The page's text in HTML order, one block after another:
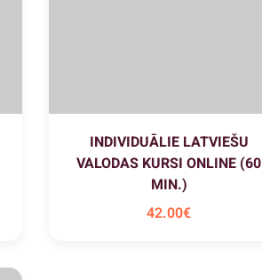
INDIVIDUĀLIE LATVIEŠU
VALODAS KURSI ONLINE (60
MIN.)
42.00€